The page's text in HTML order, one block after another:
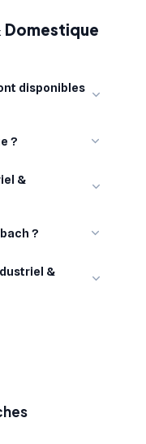
Domestique
disponibles
?
&
?
&